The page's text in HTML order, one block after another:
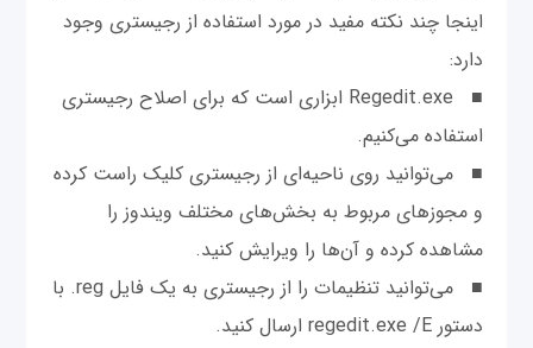
اینجا چند نکته مفید در مورد استفاده از رجیستری وجود
دارد:
■ Regedit.exe ابزاری است که برای اصلاح رجیستری
استفاده می‌کنیم.
■ می‌توانید روی ناحیه‌ای از رجیستری کلیک راست کرده
و مجوزهای مربوط به بخش‌های مختلف ویندوز را
مشاهده کرده و آن‌ها را ویرایش کنید.
■ می‌توانید تنظیمات را از رجیستری به یک فایل reg. با
دستور regedit.exe /E ارسال کنید.